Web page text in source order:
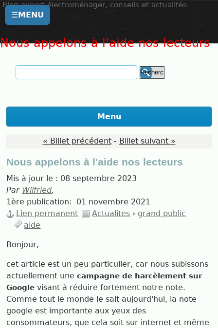
Blog expert électroménager, conseils et actualités
Nous appelons à l'aide nos lecteurs
☰MENU
Menu
« Billet précédent - Billet suivant »
Nous appelons à l'aide nos lecteurs
Mis à jour le : 08 septembre 2023
Par Wilfried,
1ère publication: 01 novembre 2021
Lien permanent
Actualites › grand public
aide
Bonjour,
cet article est un peu particulier, car nous subissons
actuellement unecampagne de harcèlement sur
Google visant à réduire fortement notre note.
Comme tout le monde le sait aujourd'hui, la note
google est importante aux yeux des
consommateurs, que cela soit sur internet et même